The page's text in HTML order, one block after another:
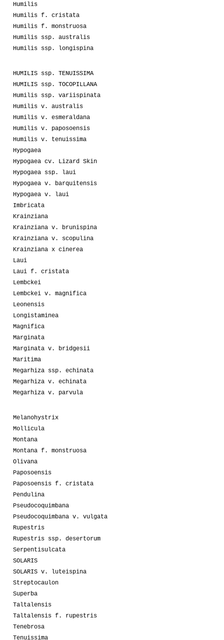
Humilis
Humilis f. cristata
Humilis f. monstruosa
Humilis ssp. australis
Humilis ssp. longispina
HUMILIS ssp. TENUISSIMA
HUMILIS ssp. TOCOPILLANA
Humilis ssp. variispinata
Humilis v. australis
Humilis v. esmeraldana
Humilis v. paposoensis
Humilis v. tenuissima
Hypogaea
Hypogaea cv. Lizard Skin
Hypogaea ssp. laui
Hypogaea v. barquitensis
Hypogaea v. laui
Imbricata
Krainziana
Krainziana v. brunispina
Krainziana v. scopulina
Krainziana x cinerea
Laui
Laui f. cristata
Lembckei
Lembckei v. magnifica
Leonensis
Longistaminea
Magnifica
Marginata
Marginata v. bridgesii
Maritima
Megarhiza ssp. echinata
Megarhiza v. echinata
Megarhiza v. parvula
Melanohystrix
Mollicula
Montana
Montana f. monstruosa
Olivana
Paposoensis
Paposoensis f. cristata
Pendulina
Pseudocoquimbana
Pseudocoquimbana v. vulgata
Rupestris
Rupestris ssp. desertorum
Serpentisulcata
SOLARIS
SOLARIS v. luteispina
Streptocaulon
Superba
Taltalensis
Taltalensis f. rupestris
Tenebrosa
Tenuissima